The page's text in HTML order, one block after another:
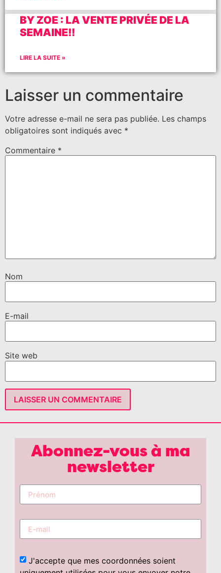
BY ZOE : LA VENTE PRIVÉE DE LA
SEMAINE!!
LIRE LA SUITE »
Laisser un commentaire
Votre adresse e-mail ne sera pas publiée. Les champs
obligatoires sont indiqués avec *
Commentaire *
Nom
E-mail
Site web
Abonnez-vous à ma
newsletter
J'accepte que mes coordonnées soient